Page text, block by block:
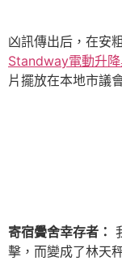
凶訊傳出后，在安
Standway電動升
片擺放在本地市議
寄宿黌舍幸存者：
擊，而變成了林天